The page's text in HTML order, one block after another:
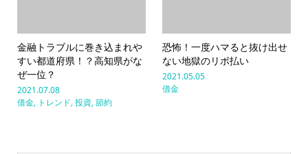
金融トラブルに巻き込まれや
すい都道府県！？高知県がな
ぜ一位？
2021.07.08
借金, トレンド,投資,節約
恐怖！一度ハマると抜け出せ
ない地獄のリボ払い
2021.05.05
借金